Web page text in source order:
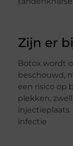
Zijn er
Botox wordt
beschouwd,
een risico op
plekken,
infectie